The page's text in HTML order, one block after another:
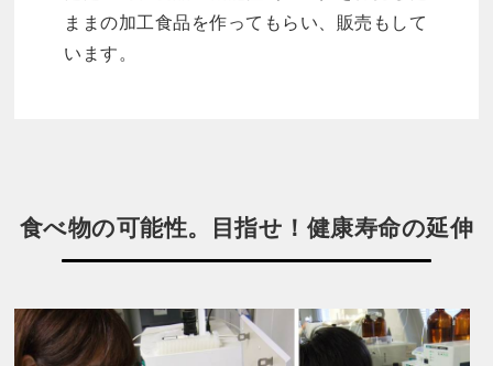
ままの加工食品を作ってもらい、販売もして
います。
食べ物の可能性。目指せ！健康寿命の延伸